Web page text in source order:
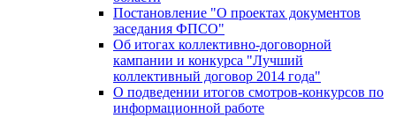
Постановление "О проектах документов
заседания ФПСО"
Об итогах коллективно-договорной
кампании и конкурса "Лучший
коллективный договор 2014 года"
О подведении итогов смотров-конкурсов по
информационной работе